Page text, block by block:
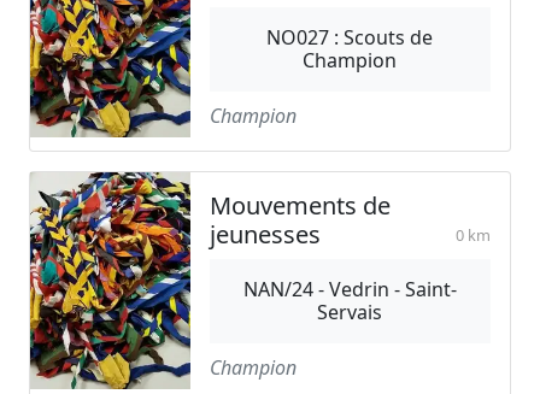
NO027 : Scouts de
Champion
Champion
Mouvements de
jeunesses
0 km
NAN/24 - Vedrin - Saint-
Servais
Champion